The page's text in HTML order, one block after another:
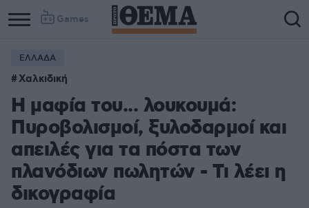
Games
Column
1
ΕΛΛΑΔΑ
Χαλκιδική
Η μαφία του... λουκουμά:
Πυροβολισμοί, ξυλοδαρμοί και
απειλές για τα πόστα των
πλανόδιων πωλητών - Τι λέει η
δικογραφία